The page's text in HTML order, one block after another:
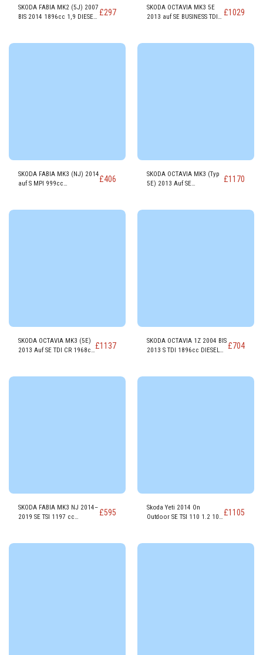
SKODA FABIA MK2 (5J) 2007
BIS 2014 1896cc 1,9 DIESEL £297
SKODA OCTAVIA MK3 5E
2013 auf SE BUSINESS TDI
£1029
SKODA FABIA MK3 (NJ) 2014
auf S MPI 999cc
£406
SKODA OCTAVIA MK3 (Typ
5E) 2013 Auf SE
£1170
SKODA OCTAVIA MK3 (5E)
2013 Auf SE TDI CR 1968cc£1137
SKODA OCTAVIA 1Z 2004 BIS
2013 S TDI 1896cc DIESEL
£704
SKODA FABIA MK3 NJ 2014–
2019 SE TSI 1197 cc
£595
Skoda Yeti 2014 On
Outdoor SE TSI 110 1.2 109 £1105